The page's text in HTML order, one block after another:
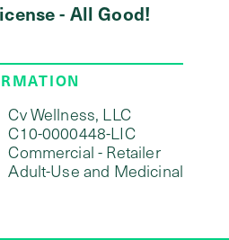
- All Good!
Cv Wellness, LLC
C10-0000448-LIC
Commercial - Retailer
Adult-Use and Medicinal